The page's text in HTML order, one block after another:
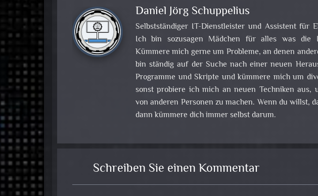
Daniel Jörg Schuppelius
Selbstständiger IT-Dienstleister und Assistent für
Ich bin sozusagen Mädchen für alles was die
Kümmere mich gerne um Probleme, an denen
bin ständig auf der Suche nach einer neuen
Programme und Skripte und kümmere mich um
sonst probiere ich mich an neuen Techniken aus,
von anderen Personen zu machen. Wenn du willst,
dann kümmere dich immer selbst darum.
Schreiben Sie einen Kommentar